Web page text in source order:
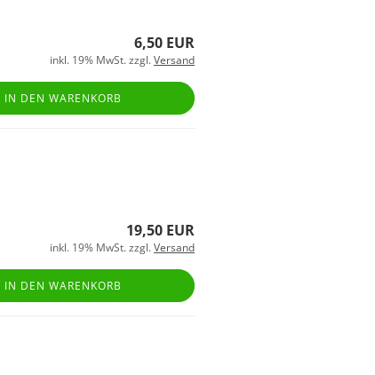
6,50 EUR
inkl. 19% MwSt. zzgl.Versand
IN DEN WARENKORB
19,50 EUR
inkl. 19% MwSt. zzgl.Versand
IN DEN WARENKORB